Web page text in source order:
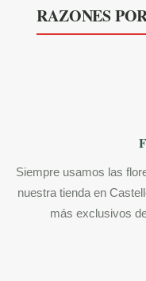
RAZONES
Siempre usamos las
nuestra tienda en
más exclusivos